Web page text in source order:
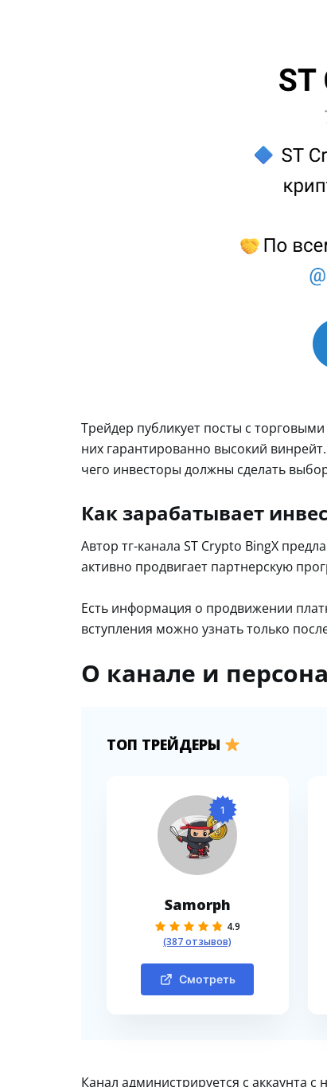
Трейдер публикует посты с
них гарантированно высокий
чего инвесторы должны сделать
Как зарабатывает
Автор тг-канала ST Crypto BingX
активно продвигает партнерскую
Есть информация о продвижении
вступления можно узнать только
О канале и
ТОП ТРЕЙДЕРЫ
1
Samorph
4.9
(387 отзывов)
Смотреть
Канал администрируется с аккаунта